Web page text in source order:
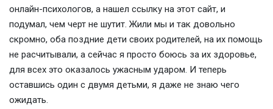
онлайн-психологов, а нашел ссылку на этот сайт, и
подумал, чем черт не шутит. Жили мы и так довольно
скромно, оба поздние дети своих родителей, на их помощь
не расчитывали, а сейчас я просто боюсь за их здоровье,
для всех это оказалось ужасным ударом. И теперь
оставшись один с двумя детьми, я даже не знаю чего
ожидать.